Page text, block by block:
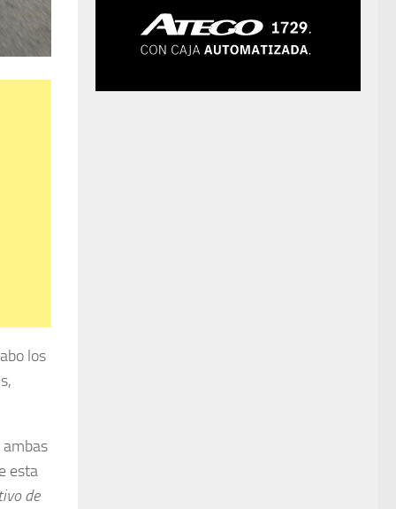
los
esta
de